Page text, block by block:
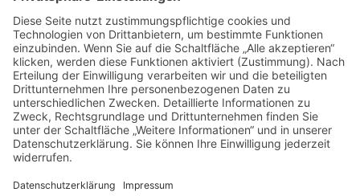
Die Strände von Varadero
Ausflug Delfine hautnah – Tour Cayo Blanco